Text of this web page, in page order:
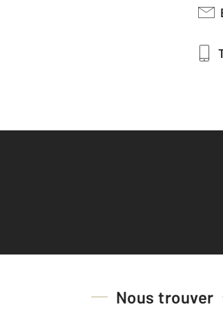
Nous trouver